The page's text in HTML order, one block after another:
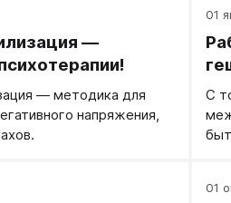
—
— методика для
напряжения,
01
С
01